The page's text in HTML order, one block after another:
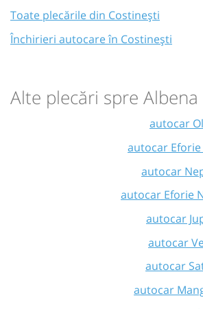
Toate plecările din Costinești
Închirieri autocare în Costinești
Alte plecări spre Albena
autocar
autocar Eforie
autocar
autocar Eforie
autocar
autocar
autocar
autocar